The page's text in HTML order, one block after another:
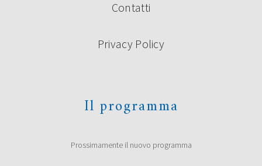
Contatti
Privacy Policy
Il programma
Prossimamente il nuovo programma